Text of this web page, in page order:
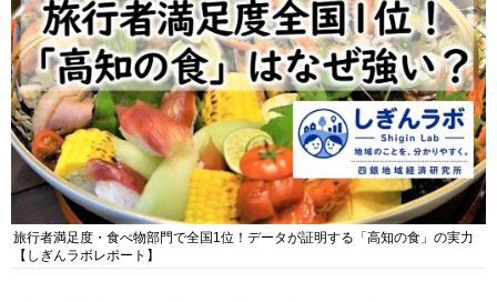
旅行者満足度・食べ物部門で全国1位！データが証明する「高知の食」の実力
【しぎんラボレポート】